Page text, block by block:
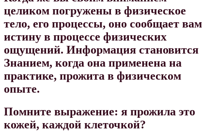
целиком погружены в физическое
тело, его процессы, оно сообщает вам
истину в процессе физических
ощущений. Информация становится
Знанием, когда она применена на
практике, прожита в физическом
опыте.
Помните выражение: я прожила это
кожей, каждой клеточкой?